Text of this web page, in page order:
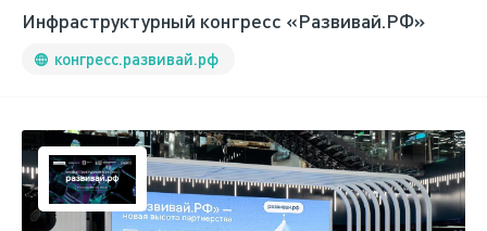
Инфраструктурный конгресс «Развивай.РФ»
конгресс.развивай.рф